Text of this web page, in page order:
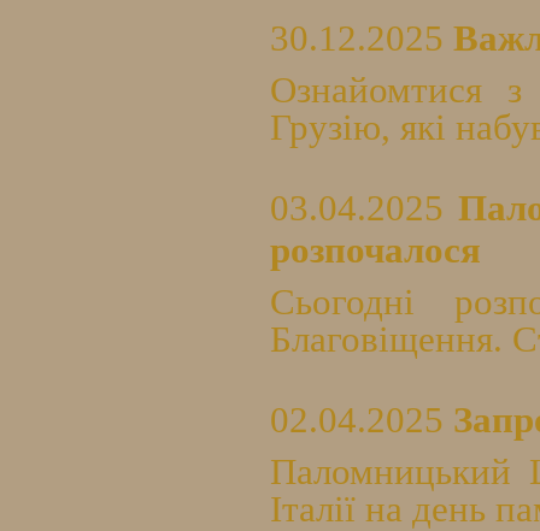
30.12.2025
Ознайомтися
Грузію, які
03.04.2025
розпочалося
Сьогодні
Благовіщення.
02.04.2025
Паломницький
Італії на день